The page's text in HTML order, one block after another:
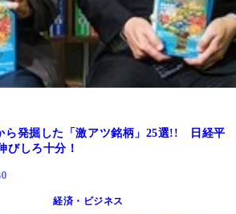
ら発掘した「激アツ銘柄」25選!! 日経平
びしろ十分！
経済・ビジネス